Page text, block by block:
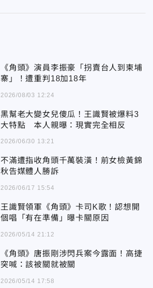
《角頭》演員李振豪「拐賣台人到柬埔
寨」！遭重判18加18年
2026/08/03 12:24
黑幫老大變女兒傻瓜！王識賢被爆料3
大特點 本人親曝：現實完全相反
2026/06/30 13:21
不滿遭指收角頭千萬裝潢！前女檢黃錦
秋告媒體人勝訴
2026/06/17 15:54
王識賢領軍《角頭》卡司K歌！認想開
個唱「有在準備」曝卡關原因
2026/05/14 21:12
《角頭》唐振剛涉閃兵案今露面！高捷
突喊：該被關就被關
2026/05/14 17:58